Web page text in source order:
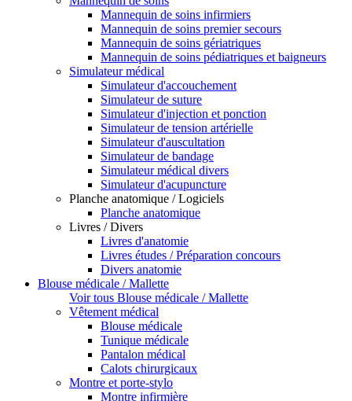
Mannequin de soins infirmiers
Mannequin de soins premier secours
Mannequin de soins gériatriques
Mannequin de soins pédiatriques et baigneurs
Simulateur médical
Simulateur d'accouchement
Simulateur de suture
Simulateur d'injection et ponction
Simulateur de tension artérielle
Simulateur d'auscultation
Simulateur de bandage
Simulateur médical divers
Simulateur d'acupuncture
Planche anatomique / Logiciels
Planche anatomique
Livres / Divers
Livres d'anatomie
Livres études / Préparation concours
Divers anatomie
Blouse médicale / Mallette
Voir tous Blouse médicale / Mallette
Vêtement médical
Blouse médicale
Tunique médicale
Pantalon médical
Calots chirurgicaux
Montre et porte-stylo
Montre infirmière